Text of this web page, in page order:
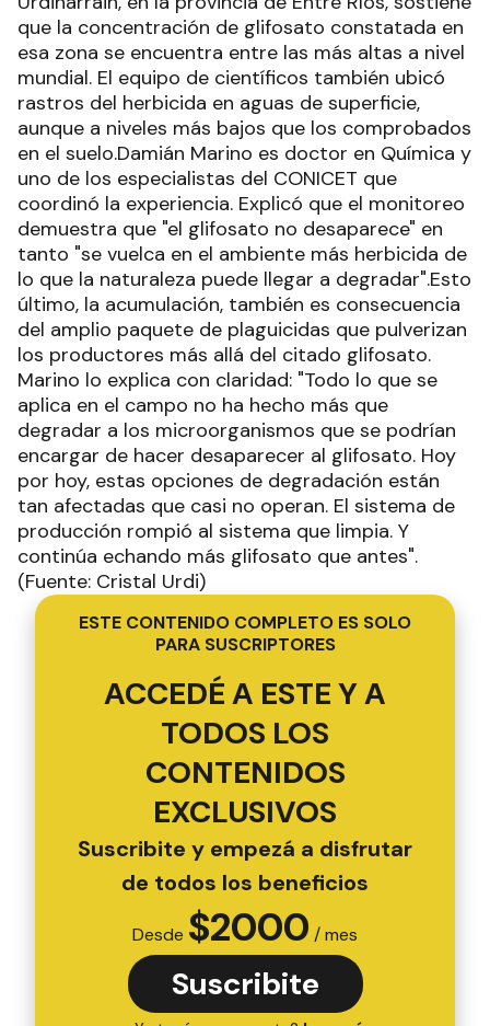
que la concentración de glifosato constatada en
esa zona se encuentra entre las más altas a nivel
mundial. El equipo de científicos también ubicó
rastros del herbicida en aguas de superficie,
aunque a niveles más bajos que los comprobados
en el suelo.Damián Marino es doctor en Química y
uno de los especialistas del CONICET que
coordinó la experiencia. Explicó que el monitoreo
demuestra que "el glifosato no desaparece" en
tanto "se vuelca en el ambiente más herbicida de
lo que la naturaleza puede llegar a degradar".Esto
último, la acumulación, también es consecuencia
del amplio paquete de plaguicidas que pulverizan
los productores más allá del citado glifosato.
Marino lo explica con claridad: "Todo lo que se
aplica en el campo no ha hecho más que
degradar a los microorganismos que se podrían
encargar de hacer desaparecer al glifosato. Hoy
por hoy, estas opciones de degradación están
tan afectadas que casi no operan. El sistema de
producción rompió al sistema que limpia. Y
continúa echando más glifosato que antes".
(Fuente: Cristal Urdi)
ESTE CONTENIDO COMPLETO ES SOLO
PARA SUSCRIPTORES
ACCEDÉ A ESTE Y A
TODOS LOS
CONTENIDOS
EXCLUSIVOS
Suscribite y empezá a disfrutar
de todos los beneficios
Desde $2000 / mes
Suscribite